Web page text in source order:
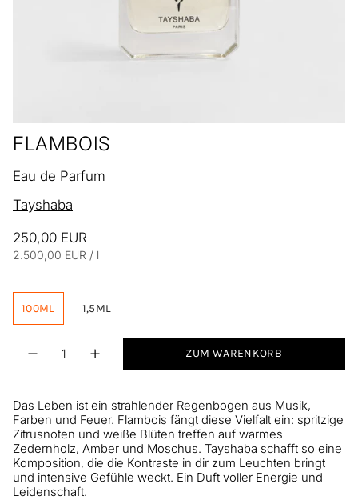
FLAMBOIS
Eau de Parfum
Tayshaba
250,00 EUR
Einheitspreis
2.500,00 EUR /pro
l
100ML 1,5ML
ZUM WARENKORB
Das Leben ist ein strahlender Regenbogen aus Musik,
Farben und Feuer. Flambois fängt diese Vielfalt ein: spritzige
Zitrusnoten und weiße Blüten treffen auf warmes
Zedernholz, Amber und Moschus. Tayshaba schafft so eine
Komposition, die die Kontraste in dir zum Leuchten bringt
und intensive Gefühle weckt. Ein Duft voller Energie und
Leidenschaft.